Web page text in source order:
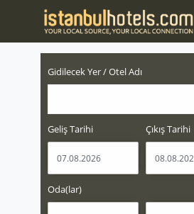
Gidilecek Yer / Otel Adı
Geliş Tarihi Çıkış Tarihi
Oda(lar)